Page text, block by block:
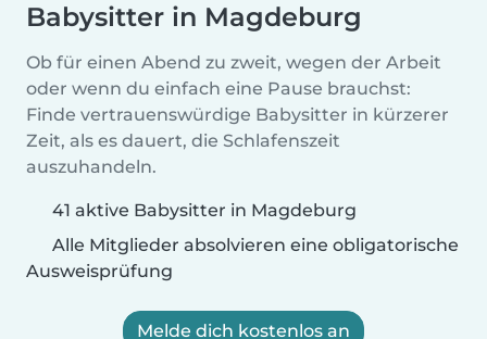
Babysitter in Magdeburg
Ob für einen Abend zu zweit, wegen der Arbeit
oder wenn du einfach eine Pause brauchst:
Finde vertrauenswürdige Babysitter in kürzerer
Zeit, als es dauert, die Schlafenszeit
auszuhandeln.
41 aktive Babysitter in Magdeburg
Alle Mitglieder absolvieren eine obligatorische
Ausweisprüfung
Melde dich kostenlos an